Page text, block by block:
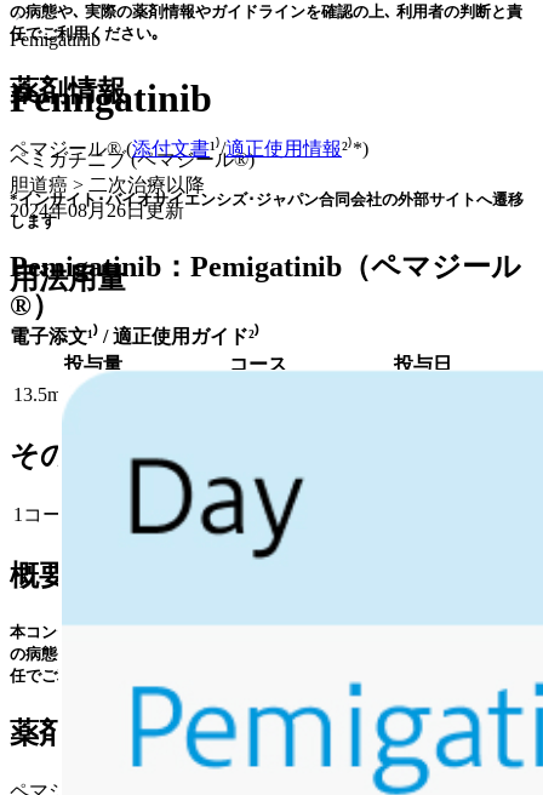
の病態や､ 実際の薬剤情報やガイドラインを確認の上､ 利用者の判断と責
任でご利用ください｡
薬剤情報
ペマジール® (添付文書¹⁾/適正使用情報²⁾*)
*インサイト･バイオサイエンシズ･ジャパン合同会社の外部サイトへ遷移
します
用法用量
電子添文¹⁾ / 適正使用ガイド²⁾
Pemigatinib
Pemigatinib
ペミガチニブ (ペマジール®)
胆道癌 > 二次治療以降
2024年08月26日更新
Pemigatinib：Pemigatinib（ペマジール
®）
投与量 コース
投与日
13.5mg/日 経口 分1
その他
1コース21日間｡
概要
本コンテンツは特定の治療法を推奨するものではありません｡ 個々の患者
の病態や､ 実際の薬剤情報やガイドラインを確認の上､ 利用者の判断と責
任でご利用ください｡
薬剤情報